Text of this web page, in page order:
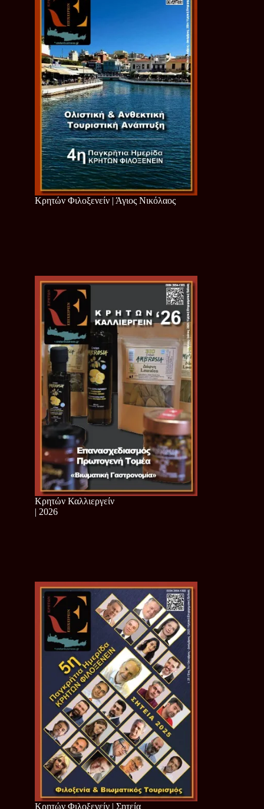
Κρητών Φιλοξενείν | Άγιος Νικόλαος
Κρητών Καλλιεργείν
| 2026
Κρητών Φιλοξενείν | Σητεία